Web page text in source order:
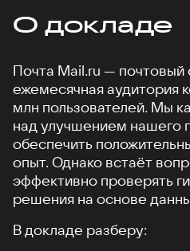
О докладе
Почта Mail.ru —
ежемесячная аудитория
млн пользователей. Мы
над улучшением нашего
обеспечить
опыт. Однако встаёт
эффективно проверять
решения на основе
В докладе разберу: